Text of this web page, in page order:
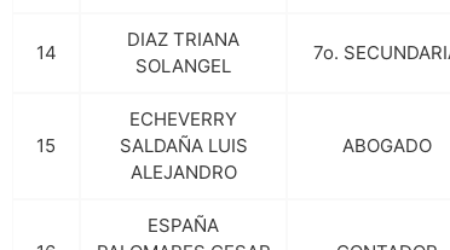
14
DIAZ TRIANA
SOLANGEL
7o.
15
ECHEVERRY
SALDAÑA LUIS
ALEJANDRO
ABOGADO
ESPAÑA